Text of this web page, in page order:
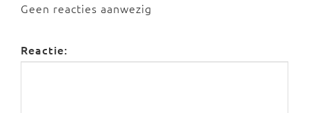
Geen reacties aanwezig
Reactie: